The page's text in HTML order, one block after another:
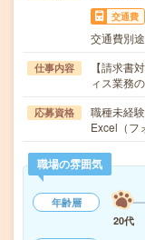
交通費
交通費別
仕事内容
【請求書
ィス業務
応募資格
職種未経
Excel（フ
職場の雰囲気
年齢層
20代